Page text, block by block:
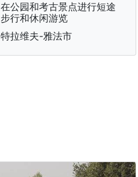
在公园和考古景点进行短途
步行和休闲游览
特拉维夫-雅法市